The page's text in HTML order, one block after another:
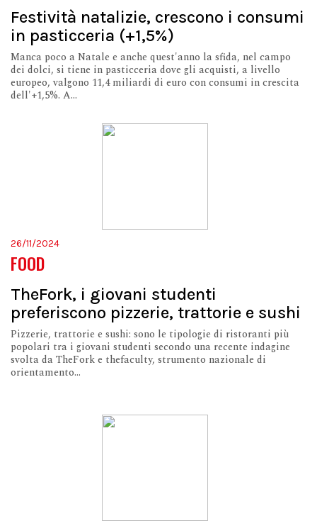
Festività natalizie, crescono i consumi
in pasticceria (+1,5%)
Manca poco a Natale e anche quest'anno la sfida, nel campo
dei dolci, si tiene in pasticceria dove gli acquisti, a livello
europeo, valgono 11,4 miliardi di euro con consumi in crescita
dell'+1,5%. A...
26/11/2024
FOOD
TheFork, i giovani studenti
preferiscono pizzerie, trattorie e sushi
Pizzerie, trattorie e sushi: sono le tipologie di ristoranti più
popolari tra i giovani studenti secondo una recente indagine
svolta da TheFork e thefaculty, strumento nazionale di
orientamento...